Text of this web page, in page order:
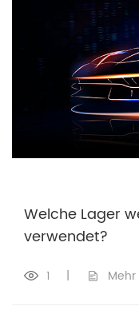
Welche Lager
verwendet?
1 |